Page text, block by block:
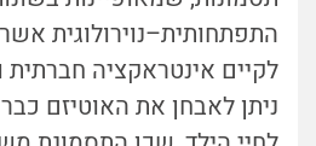
התפתחותית–נוירולוגית
לקיים אינטראקציה חברתית
ניתן לאבחן את האוטיזם